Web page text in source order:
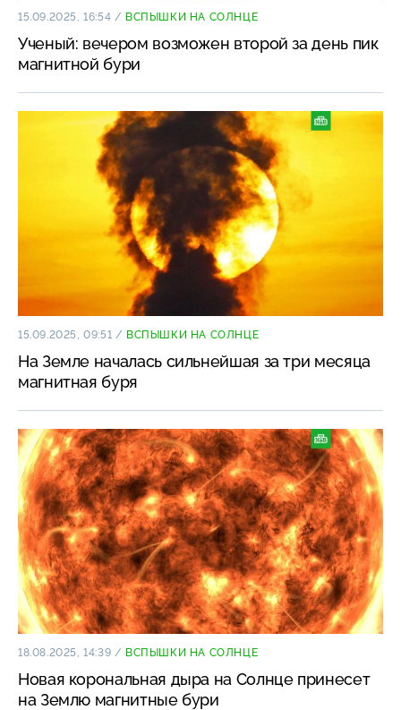
15.09.2025, 16:54 / ВСПЫШКИ НА СОЛНЦЕ
Ученый: вечером возможен второй за день пик
магнитной бури
15.09.2025, 09:51 / ВСПЫШКИ НА СОЛНЦЕ
На Земле началась сильнейшая за три месяца
магнитная буря
18.08.2025, 14:39 / ВСПЫШКИ НА СОЛНЦЕ
Новая корональная дыра на Солнце принесет
на Землю магнитные бури